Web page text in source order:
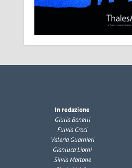
In redazione
Giulia Bonelli
Fulvia Croci
Valeria Guarnieri
Gianluca Liorni
Silvia Martone